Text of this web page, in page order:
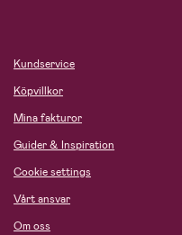
Kundservice
Köpvillkor
Mina fakturor
Guider & Inspiration
Cookie settings
Vårt ansvar
Om oss